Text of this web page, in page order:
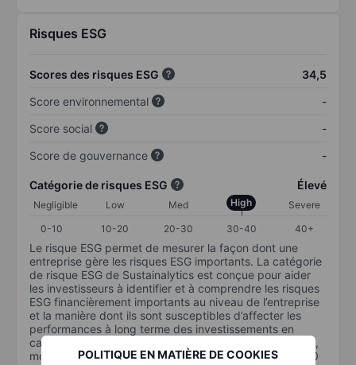
POLITIQUE EN MATIÈRE DE COOKIES
Risques ESG
Scores des risques ESG
34,5
Score environnemental
-
Score social
-
Score de gouvernance
-
Catégorie de risques ESG Élevé
Negligible Low Med High
Severe
0-10
10-20 20-30 30-40 40+
Le risque ESG permet de mesurer la façon dont une
entreprise gère les risques ESG importants. La catégorie
de risque ESG de Sustainalytics est conçue pour aider
les investisseurs à identifier et à comprendre les risques
ESG financièrement importants au niveau de l’entreprise
et la manière dont ils sont susceptibles d’affecter les
performances à long terme des investissements en
capital. L’échelle va de 0 à 100. Plus le risque est faible,
moins il est important (0 équivaut à aucun risque et 100